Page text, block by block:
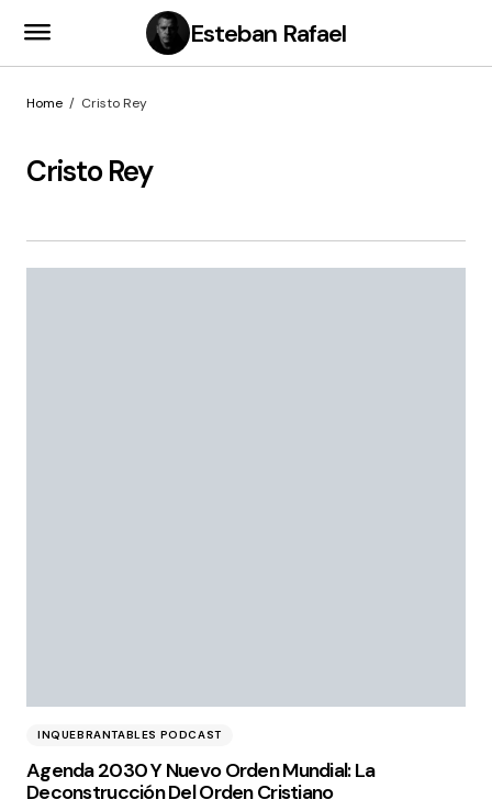
Esteban Rafael
Home Cristo Rey
Cristo Rey
INQUEBRANTABLES PODCAST
Agenda 2030 Y Nuevo Orden Mundial: La
Deconstrucción Del Orden Cristiano